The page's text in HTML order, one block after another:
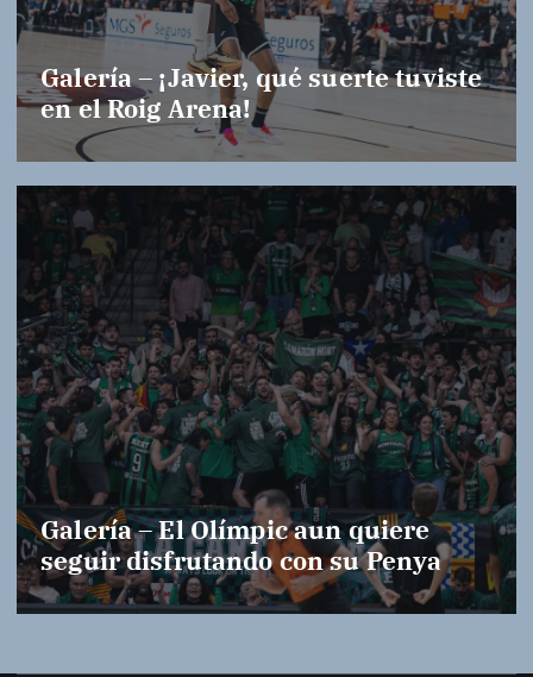
Galería – ¡Javier, qué suerte tuviste
en el Roig Arena!
Galería – El Olímpic aun quiere
seguir disfrutando con su Penya